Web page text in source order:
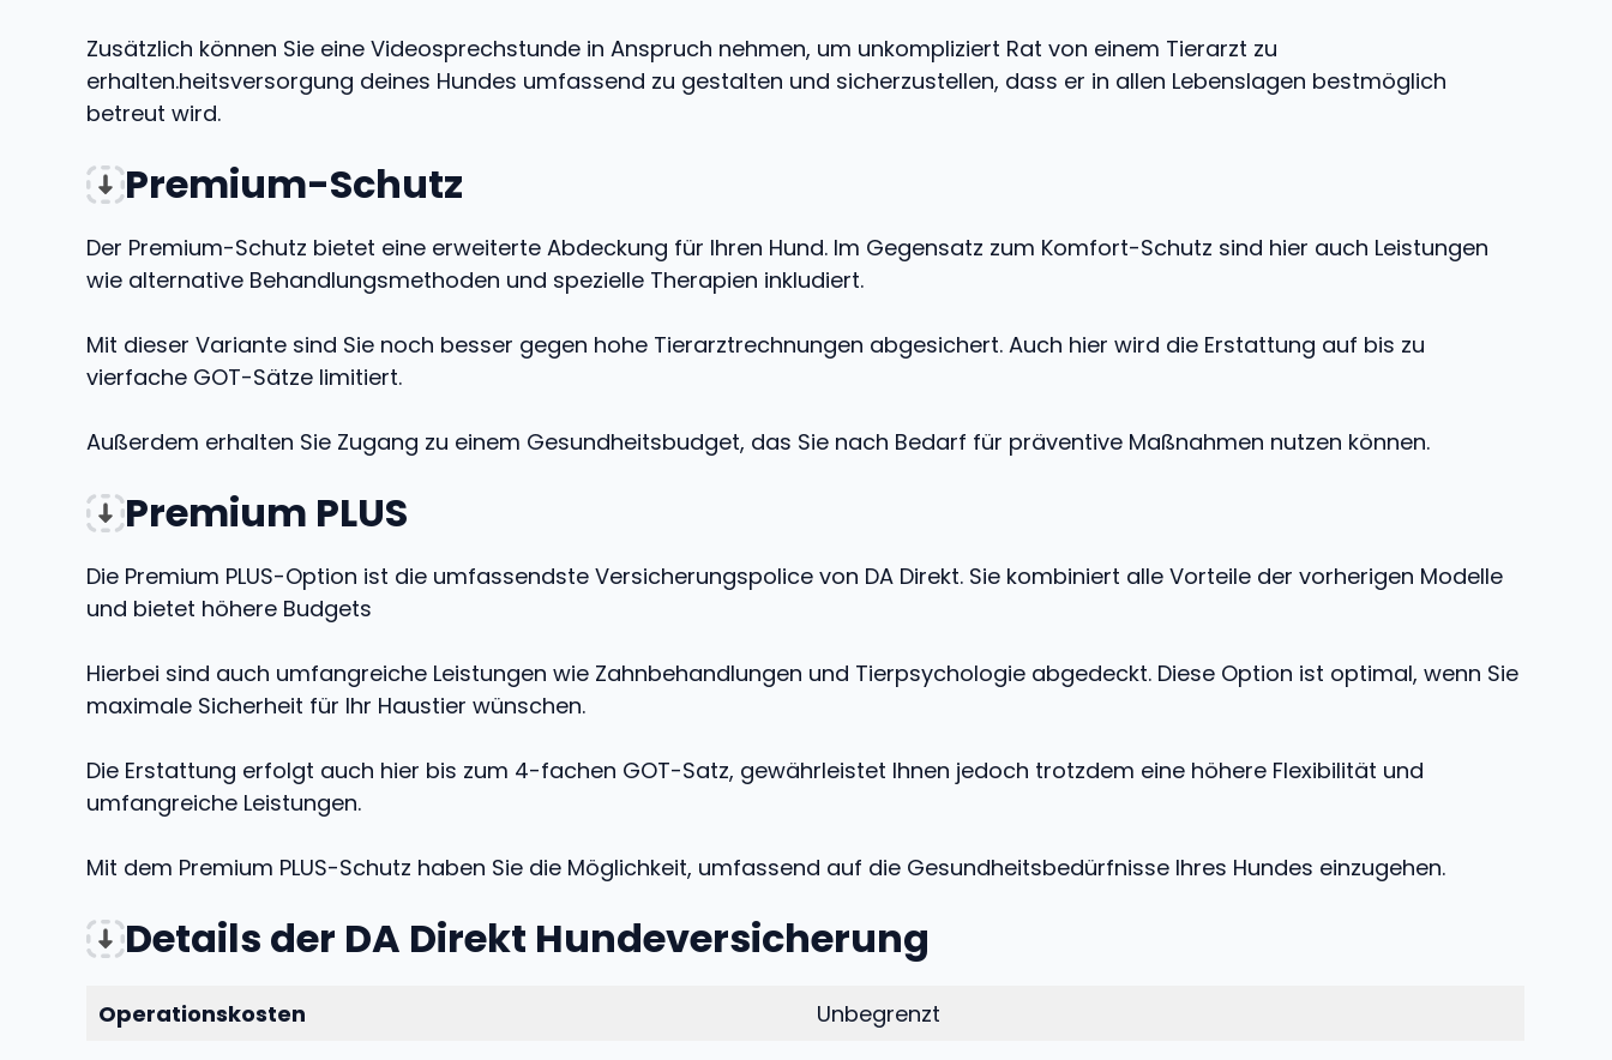
Zusätzlich können Sie eine Videosprechstunde in Anspruch nehmen, um unkompliziert Rat von einem Tierarzt zu
erhalten.heitsversorgung deines Hundes umfassend zu gestalten und sicherzustellen, dass er in allen Lebenslagen bestmöglich
betreut wird.
Premium-Schutz
Der Premium-Schutz bietet eine erweiterte Abdeckung für Ihren Hund. Im Gegensatz zum Komfort-Schutz sind hier auch Leistungen
wie alternative Behandlungsmethoden und spezielle Therapien inkludiert.
Mit dieser Variante sind Sie noch besser gegen hohe Tierarztrechnungen abgesichert. Auch hier wird die Erstattung auf bis zu
vierfache GOT-Sätze limitiert.
Außerdem erhalten Sie Zugang zu einem Gesundheitsbudget, das Sie nach Bedarf für präventive Maßnahmen nutzen können.
Premium PLUS
Die Premium PLUS-Option ist die umfassendste Versicherungspolice von DA Direkt. Sie kombiniert alle Vorteile der vorherigen Modelle
und bietet höhere Budgets
Hierbei sind auch umfangreiche Leistungen wie Zahnbehandlungen und Tierpsychologie abgedeckt. Diese Option ist optimal, wenn Sie
maximale Sicherheit für Ihr Haustier wünschen.
Die Erstattung erfolgt auch hier bis zum 4-fachen GOT-Satz, gewährleistet Ihnen jedoch trotzdem eine höhere Flexibilität und
umfangreiche Leistungen.
Mit dem Premium PLUS-Schutz haben Sie die Möglichkeit, umfassend auf die Gesundheitsbedürfnisse Ihres Hundes einzugehen.
Details der DA Direkt Hundeversicherung
Operationskosten
Unbegrenzt